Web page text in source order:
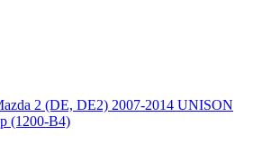
2 (DE, DE2) 2007-2014 UNISON
(1200-B4)